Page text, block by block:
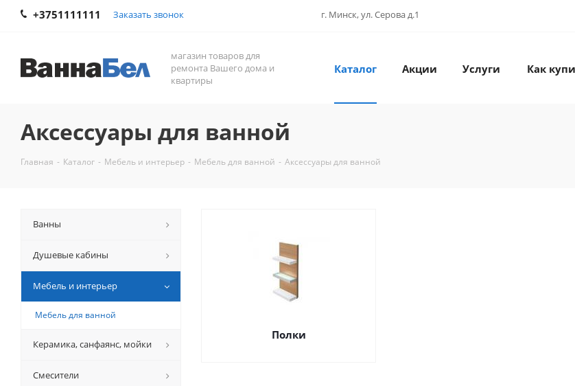
+3751111111 Заказать звонок г. Минск, ул. Серова д.1
магазин товаров для
ремонта Вашего дома и
квартиры
Каталог Акции Услуги Как
Аксессуары для ванной
Главная - Каталог - Мебель и интерьер - Мебель для ванной - Аксессуары для ванной
Полки
Ванны
Душевые кабины
Мебель и интерьер
Мебель для ванной
Керамикa, санфаянс, мойки
Смесители